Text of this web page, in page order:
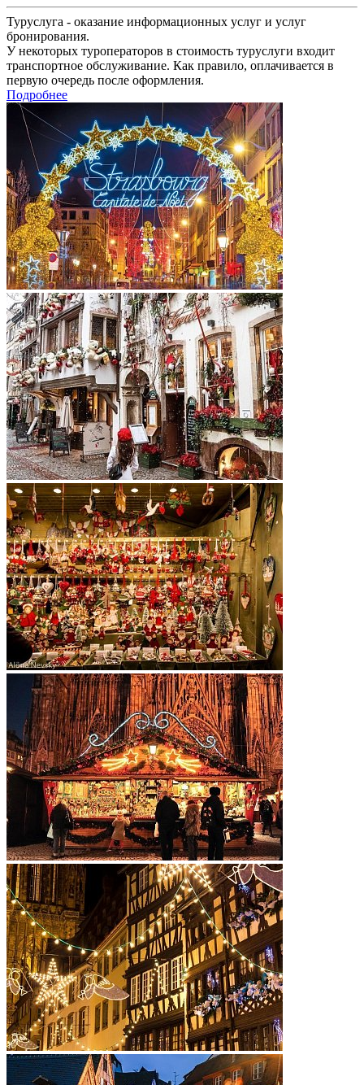
Туруслуга - оказание информационных услуг и услуг
бронирования.
У некоторых туроператоров в стоимость туруслуги входит
транспортное обслуживание. Как правило, оплачивается в
первую очередь после оформления.
Подробнее